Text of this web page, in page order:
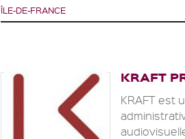
ÎLE-DE-FRANCE
KRAFT
KRAFT est